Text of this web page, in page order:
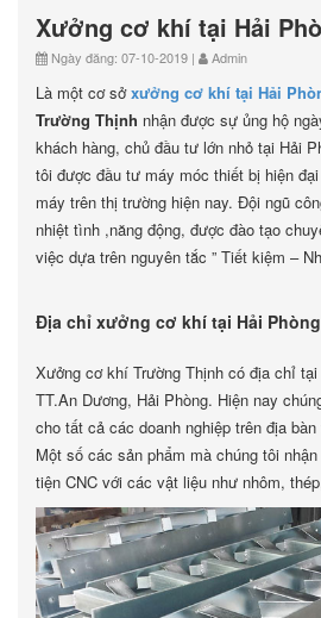
Xưởng cơ khí tại Hải
Ngày đăng: 07-10-2019 | Admin
Là một cơ sởxưởng cơ khí tại Hải
Trường Thịnh nhận được sự ủng hộ
khách hàng, chủ đầu tư lớn nhỏ tại Hải
tôi được đầu tư máy móc thiết bị hiện
máy trên thị trường hiện nay. Đội ngũ
nhiệt tình ,năng động, được đào tạo
việc dựa trên nguyên tắc ” Tiết kiệm –
Địa chỉ xưởng cơ khí tại Hải Phòng
Xưởng cơ khí Trường Thịnh có địa chỉ
TT.An Dương, Hải Phòng. Hiện nay
cho tất cả các doanh nghiệp trên địa
Một số các sản phẩm mà chúng tôi
tiện CNC với các vật liệu như nhôm,